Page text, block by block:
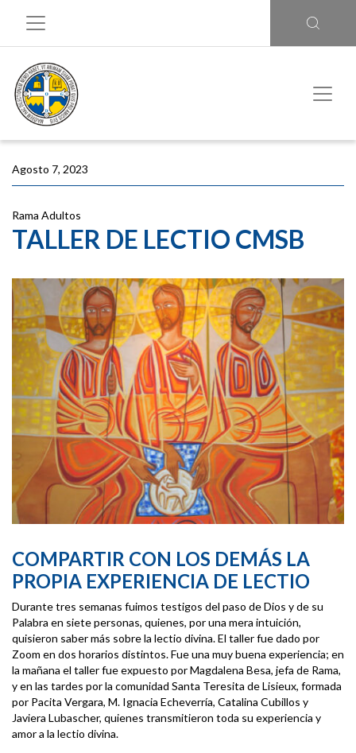
Agosto 7, 2023
Rama Adultos
TALLER DE LECTIO CMSB
COMPARTIR CON LOS DEMÁS LA
PROPIA EXPERIENCIA DE LECTIO
Durante tres semanas fuimos testigos del paso de Dios y de su
Palabra en siete personas, quienes, por una mera intuición,
quisieron saber más sobre la lectio divina. El taller fue dado por
Zoom en dos horarios distintos. Fue una muy buena experiencia; en
la mañana el taller fue expuesto por Magdalena Besa, jefa de Rama,
y en las tardes por la comunidad Santa Teresita de Lisieux, formada
por Pacita Vergara, M. Ignacia Echeverría, Catalina Cubillos y
Javiera Lubascher, quienes transmitieron toda su experiencia y
amor a la lectio divina.